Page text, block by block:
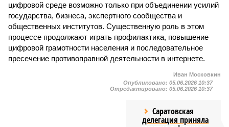
цифровой среде возможно только при объединении усилий
государства, бизнеса, экспертного сообщества и
общественных институтов. Существенную роль в этом
процессе продолжают играть профилактика, повышение
цифровой грамотности населения и последовательное
пресечение противоправной деятельности в интернете.
Иван Московкин
Опубликовано: 05.06.2026 10:37
Отредактировано: 05.06.2026 10:37
Саратовская
делегация приняла